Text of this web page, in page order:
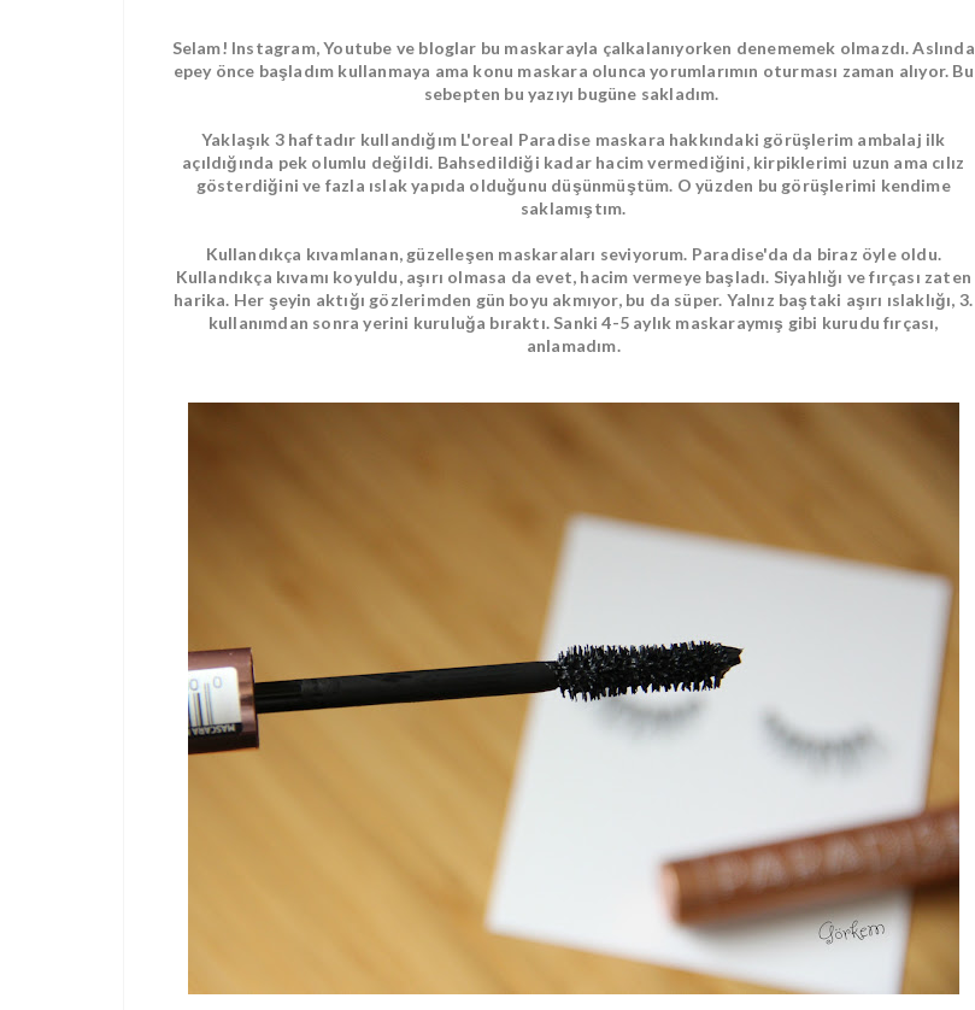
Selam! Instagram, Youtube ve bloglar bu maskarayla çalkalanıyorken denememek olmazdı. Aslında
epey önce başladım kullanmaya ama konu maskara olunca yorumlarımın oturması zaman alıyor. Bu
sebepten bu yazıyı bugüne sakladım.
Yaklaşık 3 haftadır kullandığım L'oreal Paradise maskara hakkındaki görüşlerim ambalaj ilk
açıldığında pek olumlu değildi. Bahsedildiği kadar hacim vermediğini, kirpiklerimi uzun ama cılız
gösterdiğini ve fazla ıslak yapıda olduğunu düşünmüştüm. O yüzden bu görüşlerimi kendime
saklamıştım.
Kullandıkça kıvamlanan, güzelleşen maskaraları seviyorum. Paradise'da da biraz öyle oldu.
Kullandıkça kıvamı koyuldu, aşırı olmasa da evet, hacim vermeye başladı. Siyahlığı ve fırçası zaten
harika. Her şeyin aktığı gözlerimden gün boyu akmıyor, bu da süper. Yalnız baştaki aşırı ıslaklığı, 3.
kullanımdan sonra yerini kuruluğa bıraktı. Sanki 4-5 aylık maskaraymış gibi kurudu fırçası,
anlamadım.